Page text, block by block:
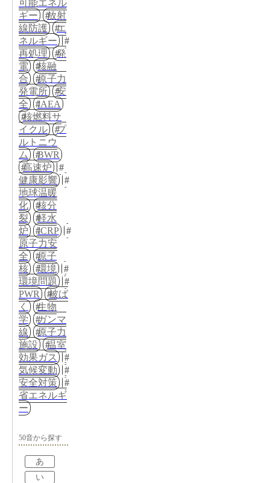
可能エネル
ギー
放射
線防護
エ
ネルギー
再処理
発
電
核融
合
原子力
発電所
安
全
IAEA
核燃料サ
イクル
プ
ルトニウ
ム
BWR
高速炉
健康影響
地球温暖
化
核分
裂
軽水
炉
ICRP
原子力安
全
原子
核
環境
環境問題
PWR
被ば
く
生物
学
ガンマ
線
原子力
施設
温室
効果ガス
気候変動
安全対策
省エネルギ
ー
50音から探す
あ
い